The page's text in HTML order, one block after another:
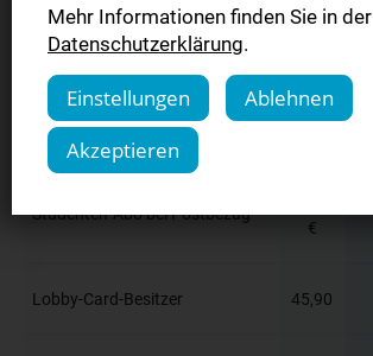
Wochenendabo (Austräger)
€
Studenten-Abo bei Zustellung
45,90
€
Studenten-Abo bei Postbezug
€
Lobby-Card-Besitzer 45,90
Mehr Informationen finden Sie in der
Datenschutzerklärung.
Einstellungen
Ablehnen
Akzeptieren